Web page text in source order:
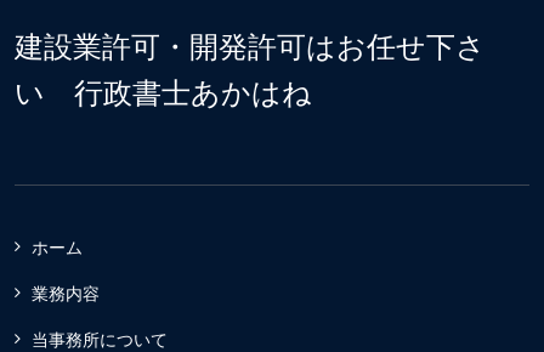
建設業許可・開発許可はお任せ下さ
い 行政書士あかはね
ホーム
業務内容
当事務所について